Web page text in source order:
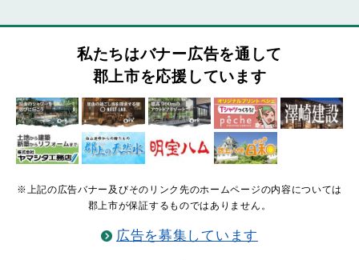
私たちはバナー広告を通して
郡上市を応援しています
※上記の広告バナー及びそのリンク先のホームページの内容については
郡上市が保証するものではありません。
広告を募集しています